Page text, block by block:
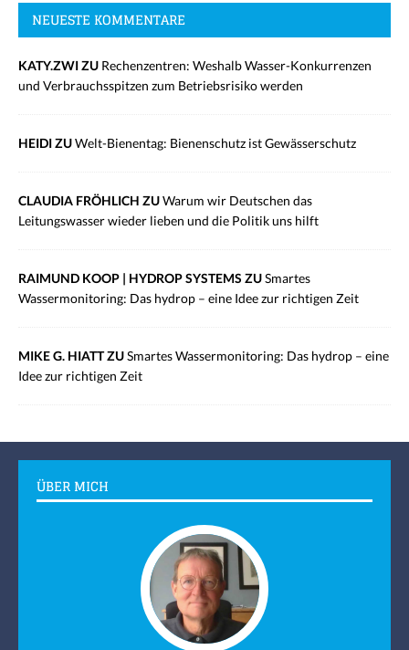
NEUESTE KOMMENTARE
KATY.ZWI ZU Rechenzentren: Weshalb Wasser-Konkurrenzen
und Verbrauchsspitzen zum Betriebsrisiko werden
HEIDI ZUWelt-Bienentag: Bienenschutz ist Gewässerschutz
CLAUDIA FRÖHLICH ZUWarum wir Deutschen das
Leitungswasser wieder lieben und die Politik uns hilft
RAIMUND KOOP | HYDROP SYSTEMS ZUSmartes
Wassermonitoring: Das hydrop – eine Idee zur richtigen Zeit
MIKE G. HIATT ZUSmartes Wassermonitoring: Das hydrop – eine
Idee zur richtigen Zeit
ÜBER MICH